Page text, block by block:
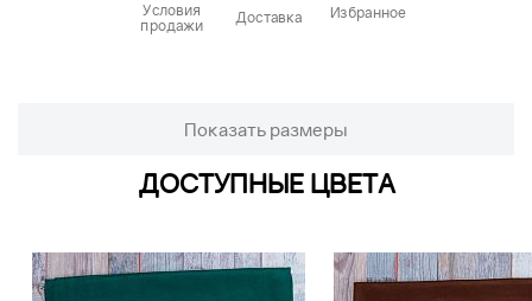
Условия
продажи
Доставка Избранное
Показать размеры
ДОСТУПНЫЕ ЦВЕТА